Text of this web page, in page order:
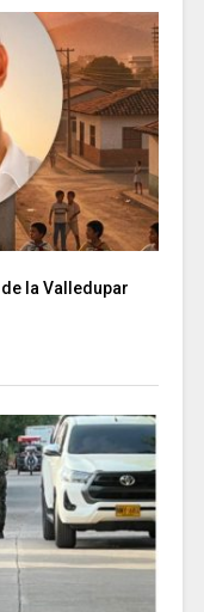
la Valledupar